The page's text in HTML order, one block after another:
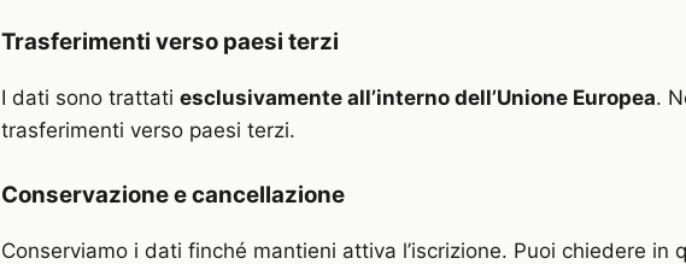
Trasferimenti verso paesi terzi
I dati sono trattati esclusivamente all’interno dell’Unione Europea.
trasferimenti verso paesi terzi.
Conservazione e cancellazione
Conserviamo i dati finché mantieni attiva l’iscrizione. Puoi chiedere in